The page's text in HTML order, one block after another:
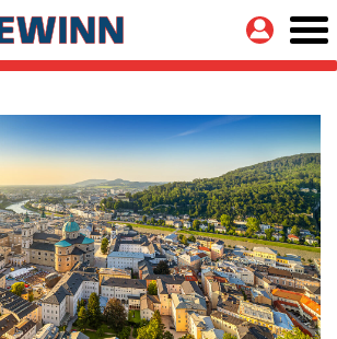
Immobilienseminare